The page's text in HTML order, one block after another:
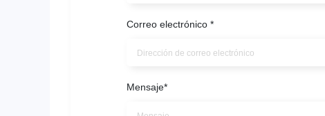
Correo electrónico *
Mensaje*